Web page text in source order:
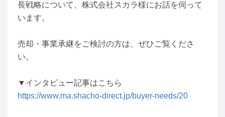
長戦略について、株式会社スカラ様にお話を伺って
います。
売却・事業承継をご検討の方は、ぜひご覧くださ
い。
▼インタビュー記事はこちら
https://www.ma.shacho-direct.jp/buyer-needs/20